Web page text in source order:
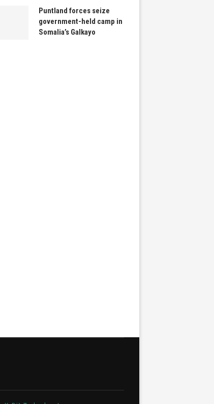
Puntland forces seize
government-held camp in
Somalia’s Galkayo